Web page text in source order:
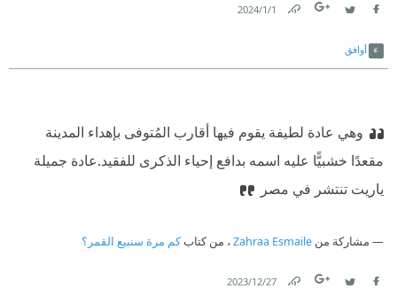
1‏/1‏/2024
أوافق
وهي عادة لطيفة يقوم فيها أقارب المُتوفى بإهداء المدينة
مقعدًا خشبيًّا عليه اسمه بدافع إحياء الذكرى للفقيد.عادة جميلة
ياريت تنتشر في مصر
مشاركة من Zahraa Esmaile ، من كتابكم مرة سنبيع القمر؟
27‏/12‏/2023